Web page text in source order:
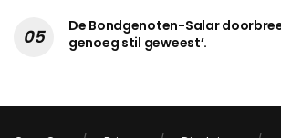
De Bondgenoten-Salar
genoeg stil geweest’.